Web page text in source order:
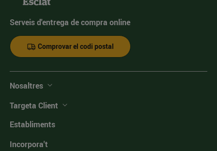
Serveis d'entrega de compra online
Comprovar el codi postal
Nosaltres
Targeta Client
Establiments
Incorpora't